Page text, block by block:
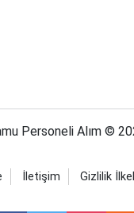
Personeli Alım ©
İletişim Gizlilik